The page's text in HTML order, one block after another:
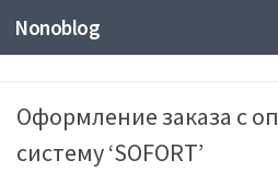
Nonoblog
Оформление заказа с
систему ‘SOFORT’